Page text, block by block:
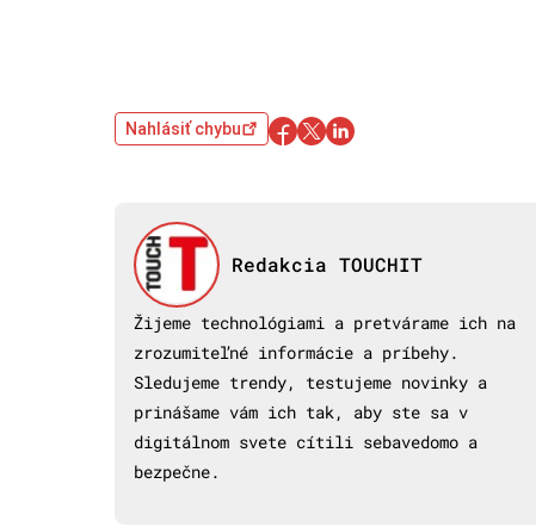
Nahlásiť chybu
Redakcia TOUCHIT
Žijeme technológiami a pretvárame ich na
zrozumiteľné informácie a príbehy.
Sledujeme trendy, testujeme novinky a
prinášame vám ich tak, aby ste sa v
digitálnom svete cítili sebavedomo a
bezpečne.